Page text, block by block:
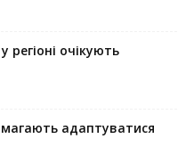
регіоні очікують
адаптуватися